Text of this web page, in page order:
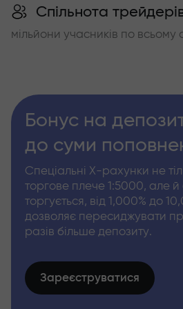
Спільнота
мільйони учасників по всьому
Бонус на
до суми
Спеціальні Х-рахунки не
торгове плече 1:5000, але
торгується, від 1,000% до
дозволяє пересиджувати
разів більше депозиту.
Зареєструватися